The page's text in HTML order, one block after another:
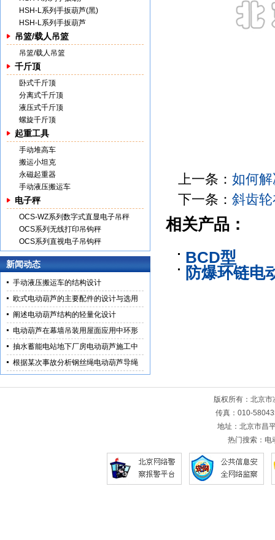
HSH-L系列手扳葫芦(黑)
HSH-L系列手扳葫芦
吊篮/载人吊篮
吊篮/载人吊篮
千斤顶
卧式千斤顶
分离式千斤顶
液压式千斤顶
螺旋千斤顶
起重工具
手动堆高车
搬运小坦克
永磁起重器
手动液压搬运车
电子秤
OCS-WZ系列数字式直显电子吊秤
OCS系列无线打印吊钩秤
OCS系列直视电子吊钩秤
新闻动态
手动液压搬运车的结构设计
欧式电动葫芦的主要配件的设计与选用
阐述电动葫芦结构的轻量化设计
电动葫芦在幕墙吊装用屋面应用中环形
抽水蓄能电站地下厂房电动葫芦施工中
根据某次事故分析钢丝绳电动葫芦导绳
上一条： 如何
下一条： 斜齿
相关产品：
BCD型
防爆环链电
版权所有：北京
传真：010-
地址：北京市
热门搜索： 电